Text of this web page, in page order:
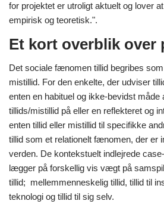
for projektet er utroligt aktuelt og lover
empirisk og teoretisk.".
Et kort overblik over
Det sociale fænomen tillid begribes
mistillid. For den enkelte, der udviser
enten en habituel og ikke-bevidst måde
tillids/mistillid på eller en reflekteret og
enten tillid eller mistillid til specifikke
tillid som et relationelt fænomen, der er
verden. De kontekstuelt indlejrede
lægger på forskellig vis vægt på
tillid; mellemmenneskelig tillid, tillid til
teknologi og tillid til sig selv.